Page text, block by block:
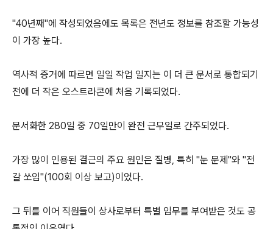
"40년째"에 작성되었음에도 목록은 전년도 정보를 참조할 가능성
이 가장 높다.
역사적 증거에 따르면 일일 작업 일지는 이 더 큰 문서로 통합되기
전에 더 작은 오스트라콘에 처음 기록되었다.
문서화한 280일 중 70일만이 완전 근무일로 간주되었다.
가장 많이 인용된 결근의 주요 원인은 질병, 특히 "눈 문제"와 "전
갈 쏘임"(100회 이상 보고)이었다.
그 뒤를 이어 직원들이 상사로부터 특별 임무를 부여받은 것도 공